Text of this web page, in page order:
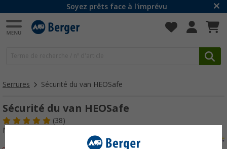
Soyez prêts face à l'imprévu
Serrures Sécurité du van HEOSafe
Sécurité du van HEOSafe
(38)
N° d'art : 107530